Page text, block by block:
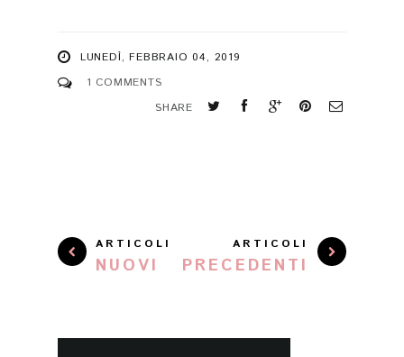
LUNEDÌ, FEBBRAIO 04, 2019
1 COMMENTS
SHARE
ARTICOLI
NUOVI
ARTICOLI
PRECEDENTI